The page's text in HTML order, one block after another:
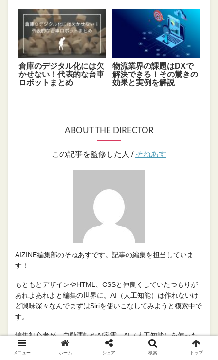
倉庫のデジタル化には欠
かせない！代表的な台車
ロボットまとめ
物流業界の課題はDXで
解決できる！その驚きの
効果と実例を解説
ABOUT THE DIRECTOR
この記事を監修した人 / そねあす
AIZINE編集部のそねあすです。記事の編集を担当していま
す！
もともとデザインやHTML、CSSと仲良くしていたつもりが
あれよあれよと編集の世界に。AI（人工知能）は作れないけ
ど興味深々なんでまずはSiriを使いこなしてみようと模索中で
す。
編集初心者が、自動運転やAI家電、AI（人工知能）を使った
未来まで
日々変化していくAI（人工知能）のニュースをお届けしま
メニュー ホーム シェア 検索 トップ